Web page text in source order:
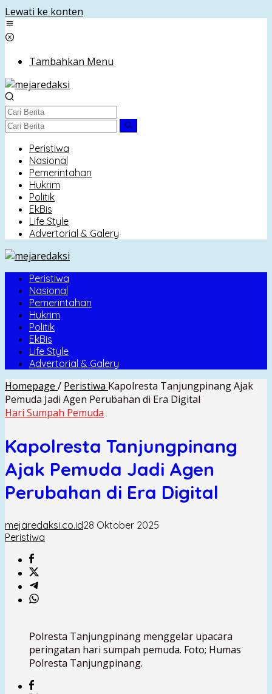
Lewati ke konten
Tambahkan Menu
Peristiwa
Nasional
Pemerintahan
Hukrim
Politik
EkBis
Life Style
Advertorial & Galery
Peristiwa
Nasional
Pemerintahan
Hukrim
Politik
EkBis
Life Style
Advertorial & Galery
Homepage / Peristiwa Kapolresta Tanjungpinang Ajak
Pemuda Jadi Agen Perubahan di Era Digital
Hari Sumpah Pemuda
Kapolresta Tanjungpinang
Ajak Pemuda Jadi Agen
Perubahan di Era Digital
mejaredaksi.co.id28 Oktober 2025
Peristiwa
Polresta Tanjungpinang menggelar upacara
peringatan hari sumpah pemuda. Foto; Humas
Polresta Tanjungpinang.